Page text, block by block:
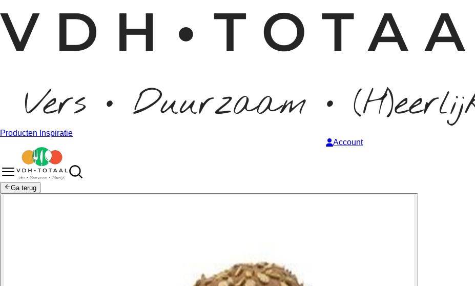
Producten Inspiratie
Account
Ga terug